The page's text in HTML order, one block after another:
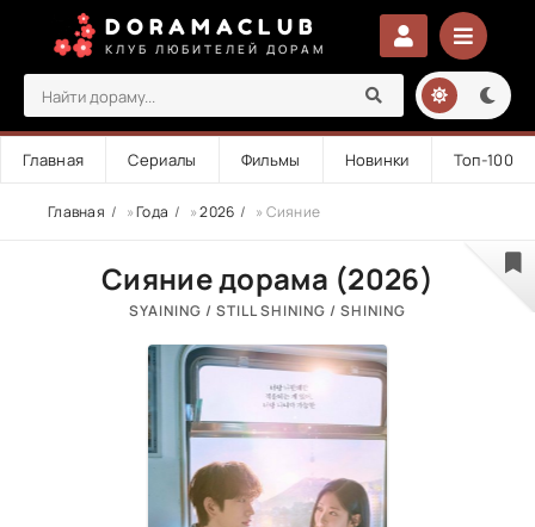
DORAMACLUB
КЛУБ ЛЮБИТЕЛЕЙ ДОРАМ
Главная Сериалы Фильмы Новинки Топ-100
Главная »Года »2026 » Сияние
Сияние дорама (2026)
SYAINING / STILL SHINING / SHINING